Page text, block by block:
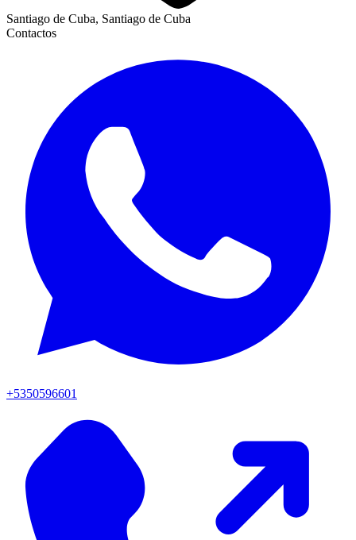
Santiago de Cuba, Santiago de Cuba
Contactos
+5350596601